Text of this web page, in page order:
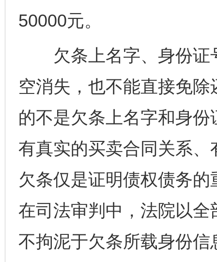
50000元。
欠条上名字、身份证
空消失，也不能直接免
的不是欠条上名字和身
有真实的买卖合同关系
欠条仅是证明债权债务
在司法审判中，法院以
不拘泥于欠条所载身份